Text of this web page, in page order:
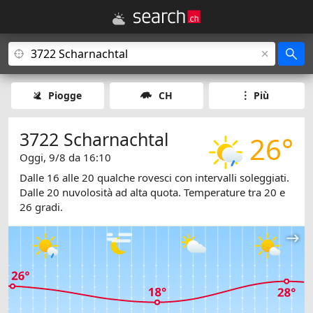
Piogge CH Più
26°
3722 Scharnachtal
Oggi, 9/8 da 16:10
Dalle 16 alle 20 qualche rovesci con intervalli soleggiati.
Dalle 20 nuvolosità ad alta quota. Temperature tra 20 e
26 gradi.